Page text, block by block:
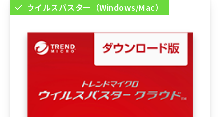
ウイルスバスター（Windows/Mac）